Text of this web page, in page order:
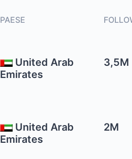
PAESE
United Arab
Emirates
3,5M
United Arab
Emirates
2M